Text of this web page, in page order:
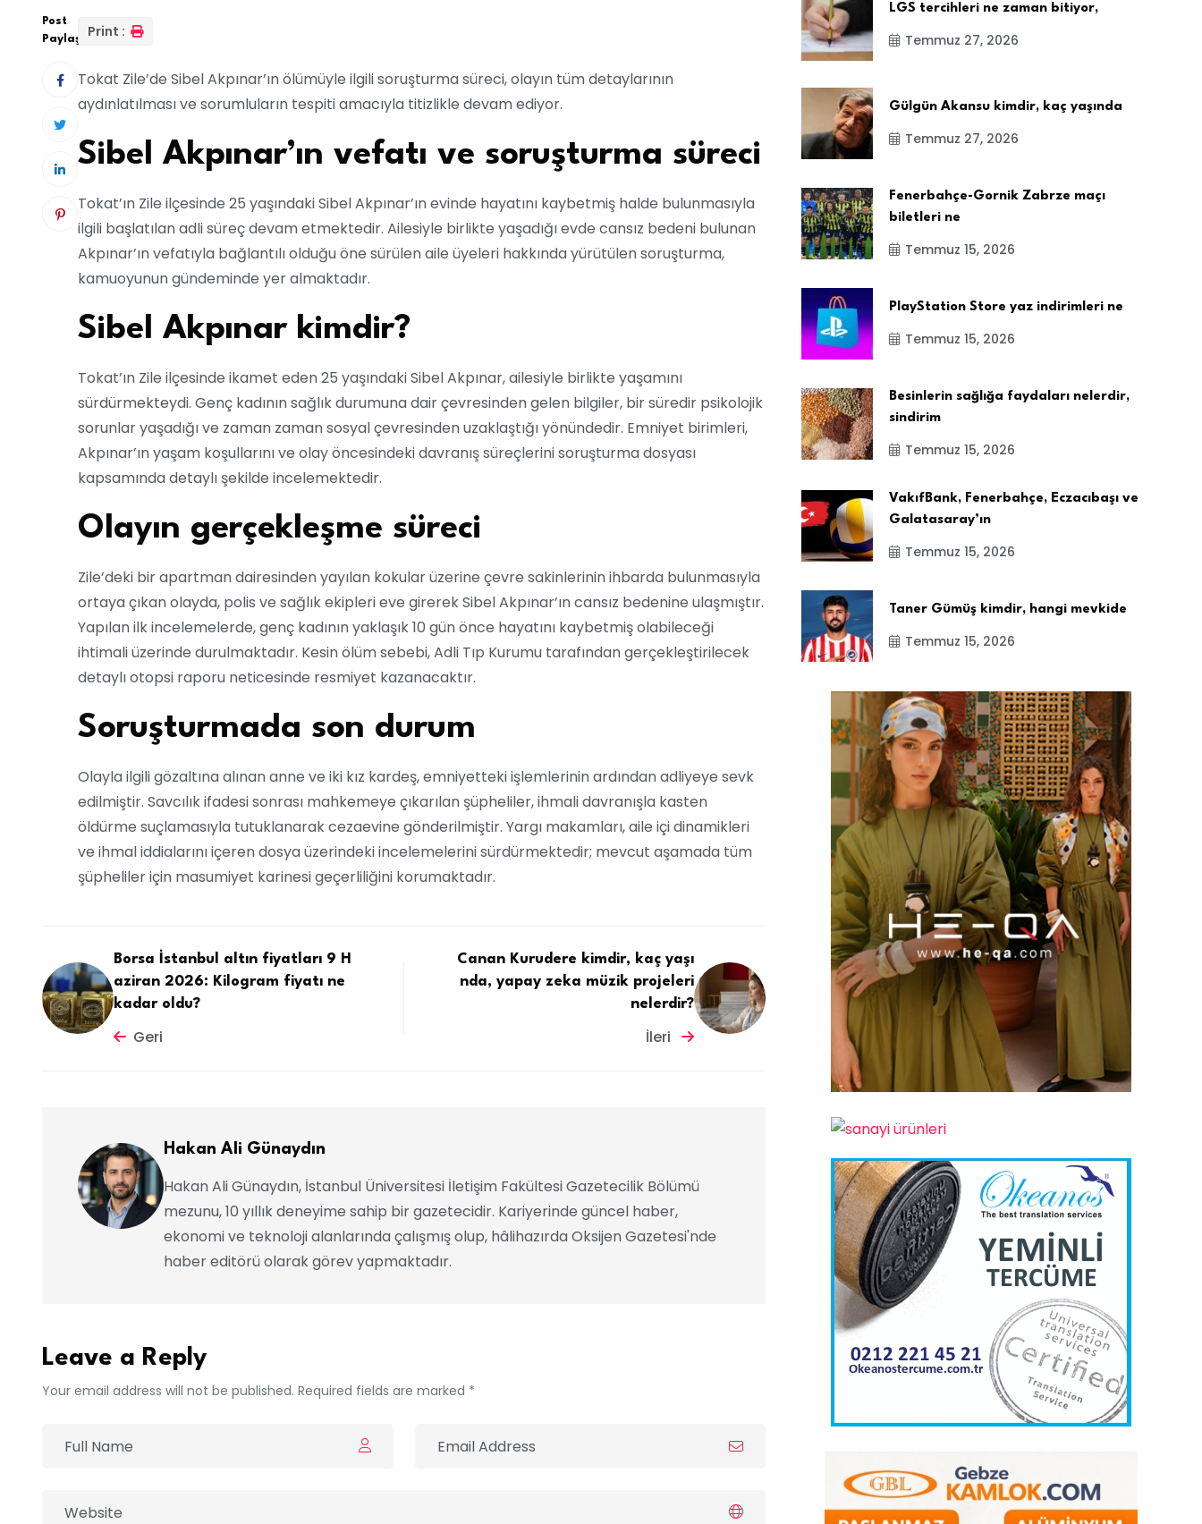
Post
Paylaş:
Print :
Tokat Zile’de Sibel Akpınar’ın ölümüyle ilgili soruşturma süreci, olayın tüm detaylarının
aydınlatılması ve sorumluların tespiti amacıyla titizlikle devam ediyor.
Sibel Akpınar’ın vefatı ve soruşturma süreci
Tokat’ın Zile ilçesinde 25 yaşındaki Sibel Akpınar’ın evinde hayatını kaybetmiş halde bulunmasıyla
ilgili başlatılan adli süreç devam etmektedir. Ailesiyle birlikte yaşadığı evde cansız bedeni bulunan
Akpınar’ın vefatıyla bağlantılı olduğu öne sürülen aile üyeleri hakkında yürütülen soruşturma,
kamuoyunun gündeminde yer almaktadır.
Sibel Akpınar kimdir?
Tokat’ın Zile ilçesinde ikamet eden 25 yaşındaki Sibel Akpınar, ailesiyle birlikte yaşamını
sürdürmekteydi. Genç kadının sağlık durumuna dair çevresinden gelen bilgiler, bir süredir psikolojik
sorunlar yaşadığı ve zaman zaman sosyal çevresinden uzaklaştığı yönündedir. Emniyet birimleri,
Akpınar’ın yaşam koşullarını ve olay öncesindeki davranış süreçlerini soruşturma dosyası
kapsamında detaylı şekilde incelemektedir.
Olayın gerçekleşme süreci
Zile’deki bir apartman dairesinden yayılan kokular üzerine çevre sakinlerinin ihbarda bulunmasıyla
ortaya çıkan olayda, polis ve sağlık ekipleri eve girerek Sibel Akpınar’ın cansız bedenine ulaşmıştır.
Yapılan ilk incelemelerde, genç kadının yaklaşık 10 gün önce hayatını kaybetmiş olabileceği
ihtimali üzerinde durulmaktadır. Kesin ölüm sebebi, Adli Tıp Kurumu tarafından gerçekleştirilecek
detaylı otopsi raporu neticesinde resmiyet kazanacaktır.
Soruşturmada son durum
Olayla ilgili gözaltına alınan anne ve iki kız kardeş, emniyetteki işlemlerinin ardından adliyeye sevk
edilmiştir. Savcılık ifadesi sonrası mahkemeye çıkarılan şüpheliler, ihmali davranışla kasten
öldürme suçlamasıyla tutuklanarak cezaevine gönderilmiştir. Yargı makamları, aile içi dinamikleri
ve ihmal iddialarını içeren dosya üzerindeki incelemelerini sürdürmektedir; mevcut aşamada tüm
şüpheliler için masumiyet karinesi geçerliliğini korumaktadır.
Borsa İstanbul altın fiyatları 9 H
aziran 2026: Kilogram fiyatı ne
kadar oldu?
Geri
Canan Kurudere kimdir, kaç yaşı
nda, yapay zeka müzik projeleri
nelerdir?
İleri
Hakan Ali Günaydın
Hakan Ali Günaydın, İstanbul Üniversitesi İletişim Fakültesi Gazetecilik Bölümü
mezunu, 10 yıllık deneyime sahip bir gazetecidir. Kariyerinde güncel haber,
ekonomi ve teknoloji alanlarında çalışmış olup, hâlihazırda Oksijen Gazetesi'nde
haber editörü olarak görev yapmaktadır.
Leave a Reply
Your email address will not be published. Required fields are marked *
LGS tercihleri ne zaman bitiyor,
Temmuz 27, 2026
Gülgün Akansu kimdir, kaç yaşında
Temmuz 27, 2026
Fenerbahçe-Gornik Zabrze maçı
biletleri ne
Temmuz 15, 2026
PlayStation Store yaz indirimleri ne
Temmuz 15, 2026
Besinlerin sağlığa faydaları nelerdir,
sindirim
Temmuz 15, 2026
VakıfBank, Fenerbahçe, Eczacıbaşı ve
Galatasaray’ın
Temmuz 15, 2026
Taner Gümüş kimdir, hangi mevkide
Temmuz 15, 2026